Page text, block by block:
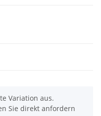
Variation aus.
Sie direkt anfordern